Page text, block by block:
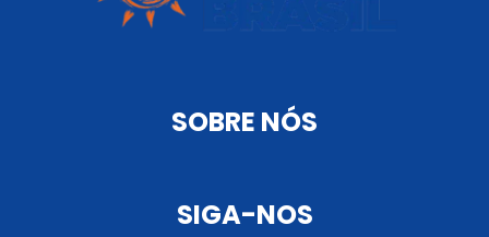
SOBRE NÓS
SIGA-NOS